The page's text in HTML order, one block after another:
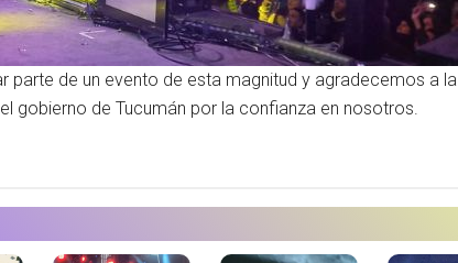
parte de un evento de esta magnitud y agradecemos a la
gobierno de Tucumán por la confianza en nosotros.